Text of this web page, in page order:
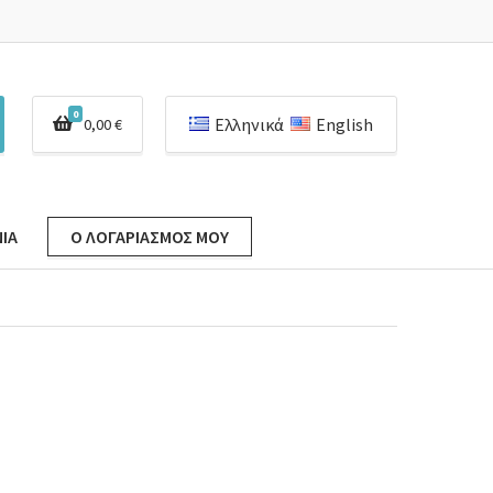
0
0,00€ Ελληνικά English
Ο ΛΟΓΑΡΙΑΣΜΌΣ ΜΟΥ